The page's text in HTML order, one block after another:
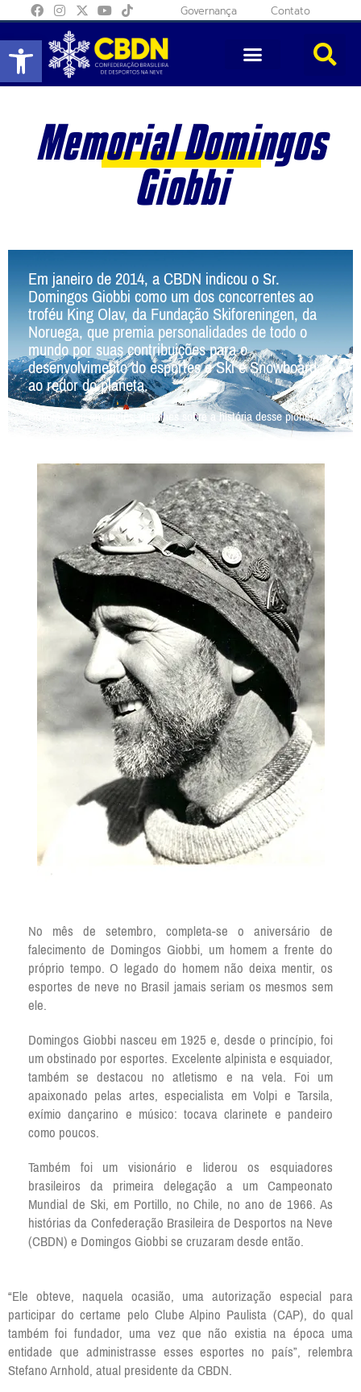
Abrir a barra de ferramentas
Governança Contato
Memorial Domingos
Giobbi
Em janeiro de 2014, a CBDN indicou o Sr.
Domingos Giobbi como um dos concorrentes ao
troféu King Olav, da Fundação Skiforeningen, da
Noruega, que premia personalidades de todo o
mundo por suas contribuições para o
desenvolvimento do esportes e Ski e Snowboard
ao redor do planeta.
Confira aqui, em inglês, detalhes sobre a história desse pioneiro.
No mês de setembro, completa-se o aniversário de
falecimento de Domingos Giobbi, um homem a frente do
próprio tempo. O legado do homem não deixa mentir, os
esportes de neve no Brasil jamais seriam os mesmos sem
ele.
Domingos Giobbi nasceu em 1925 e, desde o princípio, foi
um obstinado por esportes. Excelente alpinista e esquiador,
também se destacou no atletismo e na vela. Foi um
apaixonado pelas artes, especialista em Volpi e Tarsila,
exímio dançarino e músico: tocava clarinete e pandeiro
como poucos.
Também foi um visionário e liderou os esquiadores
brasileiros da primeira delegação a um Campeonato
Mundial de Ski, em Portillo, no Chile, no ano de 1966. As
histórias da Confederação Brasileira de Desportos na Neve
(CBDN) e Domingos Giobbi se cruzaram desde então.
“Ele obteve, naquela ocasião, uma autorização especial para
participar do certame pelo Clube Alpino Paulista (CAP), do qual
também foi fundador, uma vez que não existia na época uma
entidade que administrasse esses esportes no país”, relembra
Stefano Arnhold, atual presidente da CBDN.